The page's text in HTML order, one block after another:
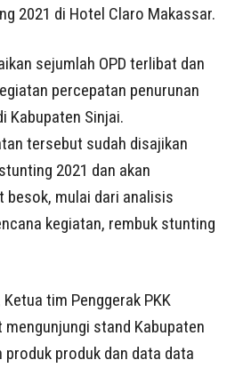
2021 di Hotel Claro Makassar.
sejumlah OPD terlibat dan
percepatan penurunan
Kabupaten Sinjai.
tersebut sudah disajikan
2021 dan akan
besok, mulai dari analisis
kegiatan, rembuk stunting
tim Penggerak PKK
stand Kabupaten
produk produk dan data data